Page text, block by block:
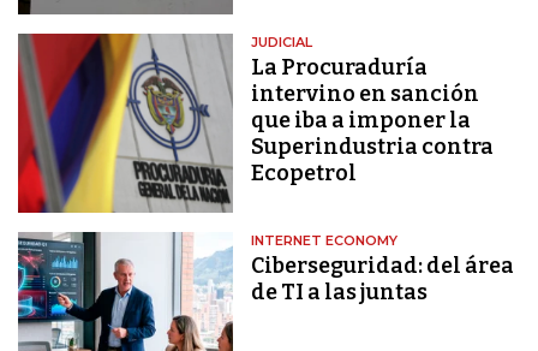
JUDICIAL
La Procuraduría
intervino en sanción
que iba a imponer la
Superindustria contra
Ecopetrol
INTERNET ECONOMY
Ciberseguridad: del área
de TI a las juntas